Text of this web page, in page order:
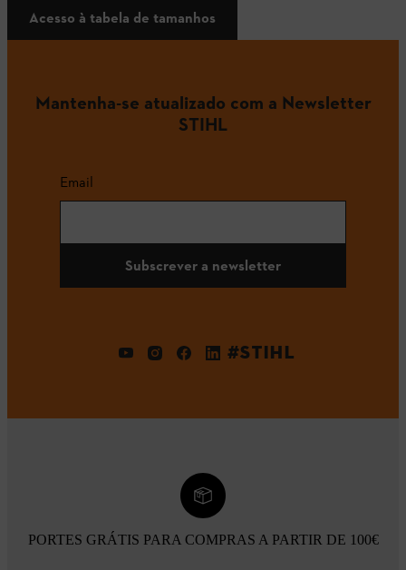
Acesso à tabela de tamanhos
Mantenha-se atualizado com a Newsletter
STIHL
Email
Subscrever a newsletter
#STIHL
PORTES GRÁTIS PARA COMPRAS A PARTIR DE 100€